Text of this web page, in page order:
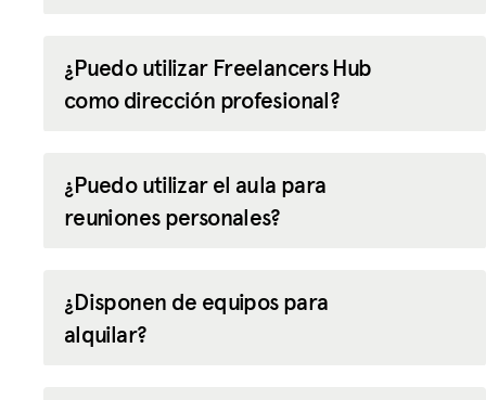
¿Puedo utilizar Freelancers Hub
como dirección profesional?
¿Puedo utilizar el aula para
reuniones personales?
¿Disponen de equipos para
alquilar?